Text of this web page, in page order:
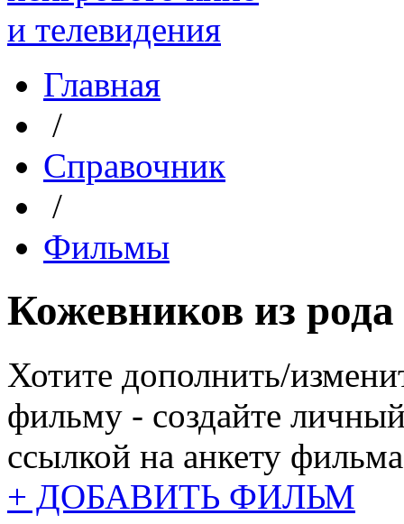
Главная
/
Справочник
/
Фильмы
Кожевников из
Хотите дополнить/
фильму - создайте
ссылкой на анкету
+ ДОБАВИТЬ ФИЛЬМ